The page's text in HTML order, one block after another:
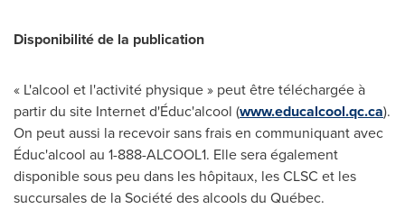
Disponibilité de la publication
« L'alcool et l'activité physique » peut être téléchargée à
partir du site Internet d'Éduc'alcool (www.educalcool.qc.ca).
On peut aussi la recevoir sans frais en communiquant avec
Éduc'alcool au 1-888-ALCOOL1. Elle sera également
disponible sous peu dans les hôpitaux, les CLSC et les
succursales de la Société des alcools du Québec.